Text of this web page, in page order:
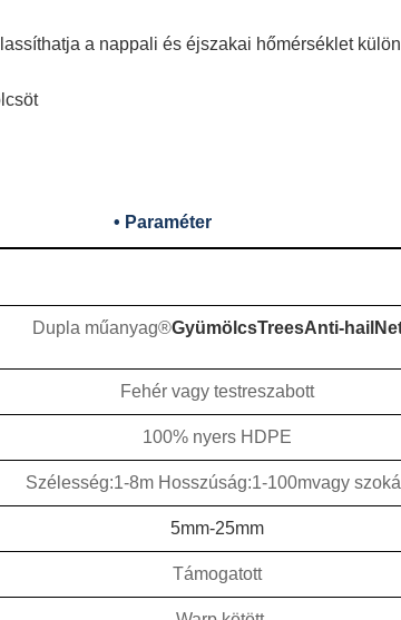
a nappali és éjszakai hőmérséklet
• Paraméter
Dupla műanyag®GyümölcsTreesAnti-hail N
Fehér vagy testreszabott
100% nyers HDPE
Szélesség:1-8m Hosszúság:1-100mvagy
5mm-25mm
Támogatott